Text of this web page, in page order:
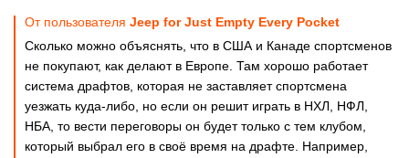
От пользователя Jeep for Just Empty Every Pocket
Сколько можно объяснять, что в США и Канаде спортсменов
не покупают, как делают в Европе. Там хорошо работает
система драфтов, которая не заставляет спортсмена
уезжать куда-либо, но если он решит играть в НХЛ, НФЛ,
НБА, то вести переговоры он будет только с тем клубом,
который выбрал его в своё время на драфте. Например,